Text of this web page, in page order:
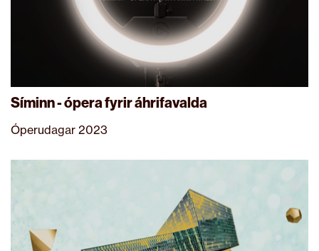
Síminn - ópera fyrir áhrifavalda
Óperudagar 2023